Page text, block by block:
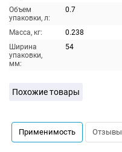
Объем
упаковки, л:
0.7
Масса, кг:
0.238
Ширина
упаковки,
мм:
54
Похожие товары
Применимость Отзывы